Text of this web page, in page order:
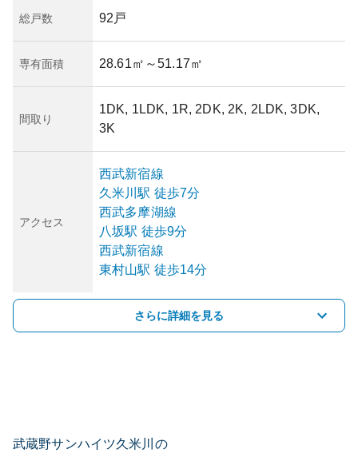
総戸数 92戸
専有面積 28.61㎡ ～51.17㎡
間取り
1DK, 1LDK, 1R, 2DK, 2K, 2LDK, 3DK,
3K
アクセス
西武新宿線
久米川駅 徒歩7分
西武多摩湖線
八坂駅 徒歩9分
西武新宿線
東村山駅 徒歩14分
さらに詳細を見る
武蔵野サンハイツ久米川の